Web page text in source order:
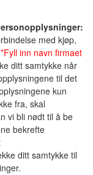
med kjøp,
*Fyll inn navn firmaet
ditt samtykke når
til det
kun
fra, skal
vi bli nødt til å be
bekrefte
ditt samtykke til